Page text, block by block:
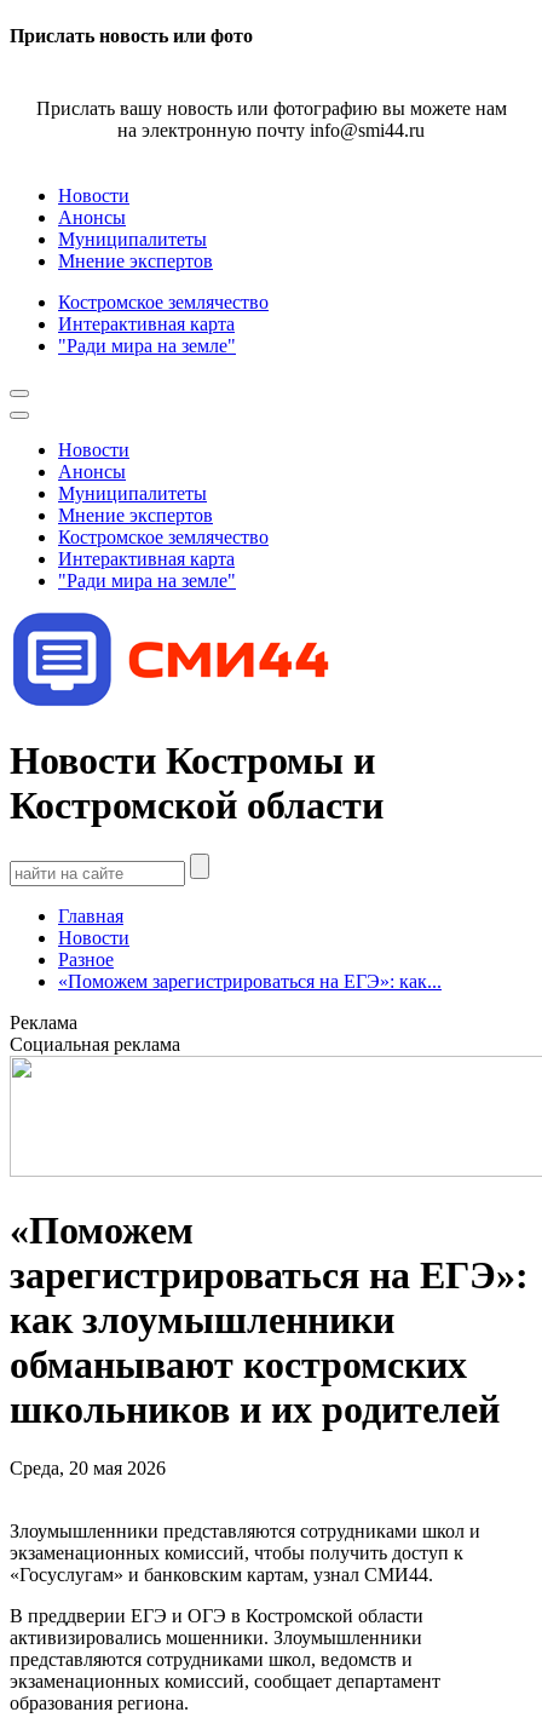
Прислать новость или фото
Прислать вашу новость или фотографию вы можете нам
на электронную почту info@smi44.ru
Новости
Анонсы
Муниципалитеты
Мнение экспертов
Костромское землячество
Интерактивная карта
"Ради мира на земле"
Новости
Анонсы
Муниципалитеты
Мнение экспертов
Костромское землячество
Интерактивная карта
"Ради мира на земле"
Новости Костромы и
Костромской области
Главная
Новости
Разное
«Поможем зарегистрироваться на ЕГЭ»: как...
Реклама
Социальная реклама
«Поможем
зарегистрироваться на ЕГЭ»:
как злоумышленники
обманывают костромских
школьников и их родителей
Среда, 20 мая 2026
Злоумышленники представляются сотрудниками школ и
экзаменационных комиссий, чтобы получить доступ к
«Госуслугам» и банковским картам, узнал СМИ44.
В преддверии ЕГЭ и ОГЭ в Костромской области
активизировались мошенники. Злоумышленники
представляются сотрудниками школ, ведомств и
экзаменационных комиссий, сообщает департамент
образования региона.